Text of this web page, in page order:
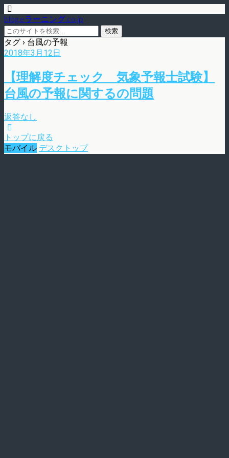
blog.eラーニング.co.jp
タグ › 台風の予報
2018年3月12日
【理解度チェック 気象予報士試験】
台風の予報に関するの問題
返答なし
トップに戻る
モバイル デスクトップ